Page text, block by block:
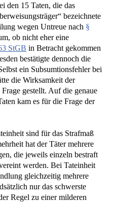
den 15 Taten, die das
bezeichnete
wegen Untreue nach §
ob nicht eher eine
StGB in Betracht gekommen
bestätigte dennoch die
ein Subsumtionsfehler bei
die Wirksamkeit der
gestellt. Auf die genaue
kam es für die Frage der
sind für das Strafmaß
hat der Täter mehrere
die jeweils einzeln bestraft
werden. Bei Tateinheit
gleichzeitig mehrere
nur das schwerste
Regel zu einer milderen